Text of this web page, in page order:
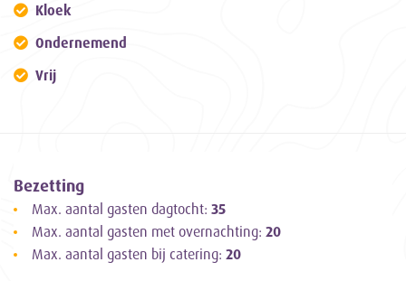
Kloek
Ondernemend
Vrij
Bezetting
Max. aantal gasten dagtocht: 35
Max. aantal gasten met overnachting: 20
Max. aantal gasten bij catering: 20